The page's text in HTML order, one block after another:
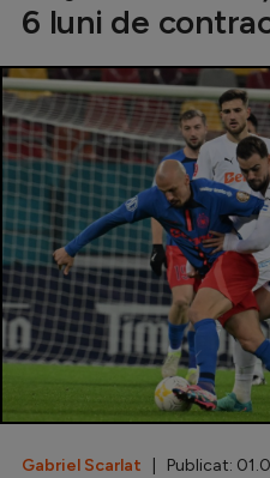
SuperLiga
Liga 2
Cupa
Echipa
U21
Fotbal
Special
Diverse
Inedit
6 luni de
Gabriel Scarlat | Publicat: